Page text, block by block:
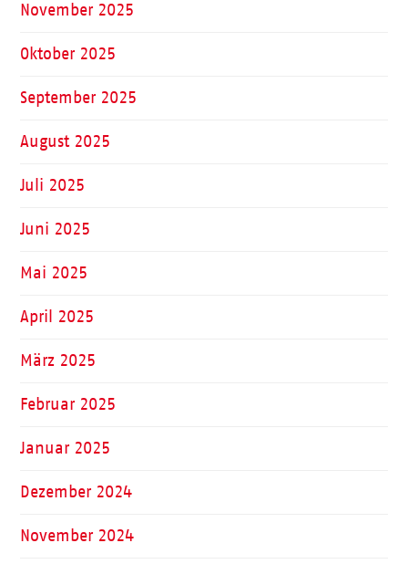
November 2025
Oktober 2025
September 2025
August 2025
Juli 2025
Juni 2025
Mai 2025
April 2025
März 2025
Februar 2025
Januar 2025
Dezember 2024
November 2024